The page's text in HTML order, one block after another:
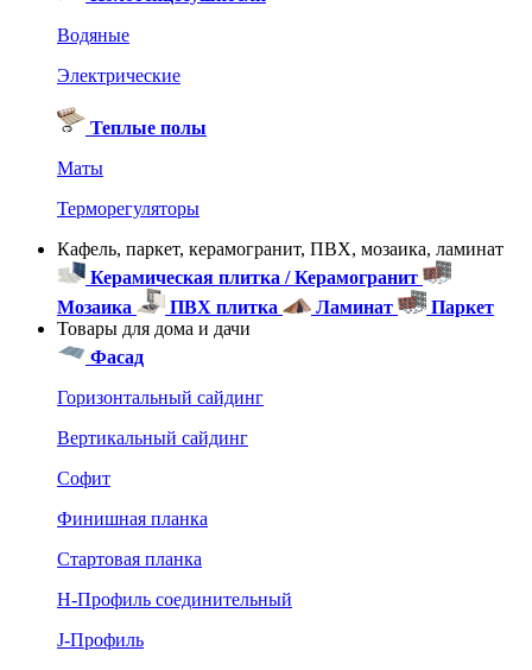
Водяные
Электрические
Теплые полы
Маты
Терморегуляторы
Кафель, паркет, керамогранит, ПВХ, мозаика, ламинат
Керамическая плитка / Керамогранит
Мозаика
ПВХ плитка Ламинат
Паркет
Товары для дома и дачи
Фасад
Горизонтальный сайдинг
Вертикальный сайдинг
Софит
Финишная планка
Стартовая планка
Н-Профиль соединительный
J-Профиль